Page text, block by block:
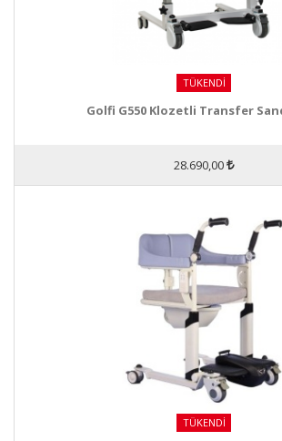
TÜKENDI
Golfi G550 Klozetli Transfer
28.690,00
TÜKENDI